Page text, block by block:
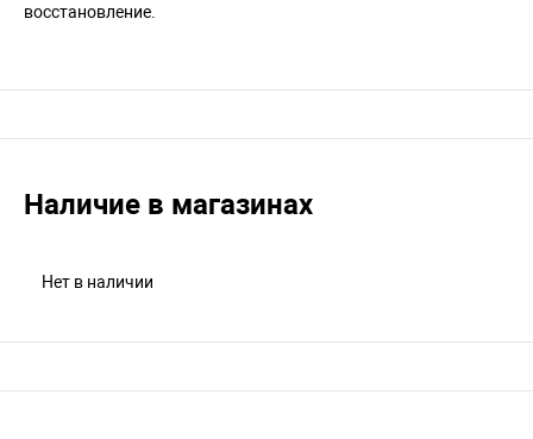
восстановление.
Наличие в магазинах
Нет в наличии